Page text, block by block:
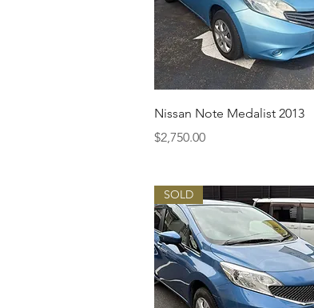
クイックビュー
Nissan Note Medalist 2013
価格
$2,750.00
SOLD